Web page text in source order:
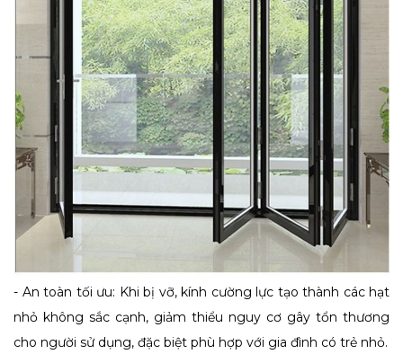
- An toàn tối ưu: Khi bị vỡ, kính cường lực tạo thành các hạt
nhỏ không sắc cạnh, giảm thiểu nguy cơ gây tổn thương
cho người sử dụng, đặc biệt phù hợp với gia đình có trẻ nhỏ.